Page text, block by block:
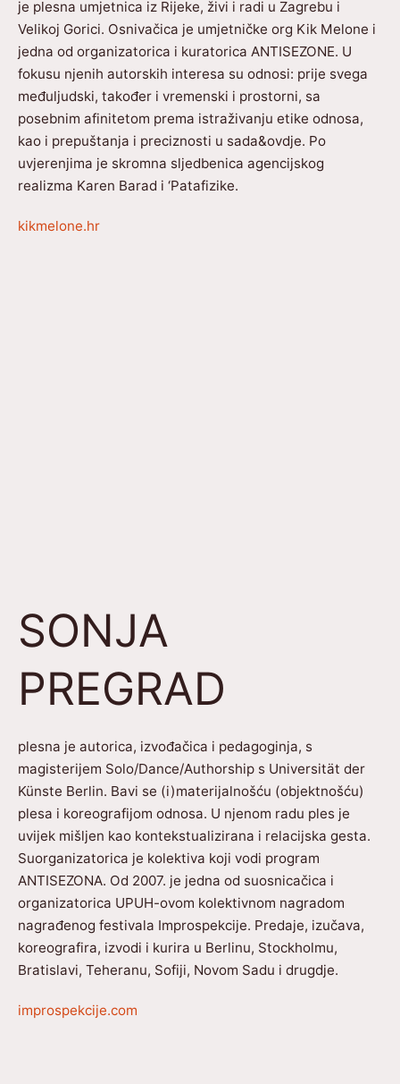
je plesna umjetnica iz Rijeke, živi i radi u Zagrebu i
Velikoj Gorici. Osnivačica je umjetničke org Kik Melone i
jedna od organizatorica i kuratorica ANTISEZONE. U
fokusu njenih autorskih interesa su odnosi: prije svega
međuljudski, također i vremenski i prostorni, sa
posebnim afinitetom prema istraživanju etike odnosa,
kao i prepuštanja i preciznosti u sada&ovdje. Po
uvjerenjima je skromna sljedbenica agencijskog
realizma Karen Barad i ‘Patafizike.
kikmelone.hr
SONJA
PREGRAD
plesna je autorica, izvođačica i pedagoginja, s
magisterijem Solo/Dance/Authorship s Universität der
Künste Berlin. Bavi se (i)materijalnošću (objektnošću)
plesa i koreografijom odnosa. U njenom radu ples je
uvijek mišljen kao kontekstualizirana i relacijska gesta.
Suorganizatorica je kolektiva koji vodi program
ANTISEZONA. Od 2007. je jedna od suosnicačica i
organizatorica UPUH-ovom kolektivnom nagradom
nagrađenog festivala Improspekcije. Predaje, izučava,
koreografira, izvodi i kurira u Berlinu, Stockholmu,
Bratislavi, Teheranu, Sofiji, Novom Sadu i drugdje.
improspekcije.com